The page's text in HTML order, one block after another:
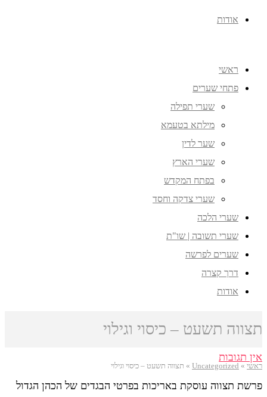
אודות
ראשי
פתחי שערים
שערי תפילה
מילתא בטעמא
שער לדין
שערי הארץ
בפתח המקדש
שערי צדקה וחסד
שערי הלכה
שערי תשובה | שו"ת
שערים לפרשה
דרך קצרה
אודות
תצווה תשעט – כיסוי וגילוי
ראשי »
Uncategorized
» תצווה תשעט – כיסוי וגילוי
אין תגובות
פרשת תצווה עוסקת באריכות בפרטי הבגדים של הכהן הגדול